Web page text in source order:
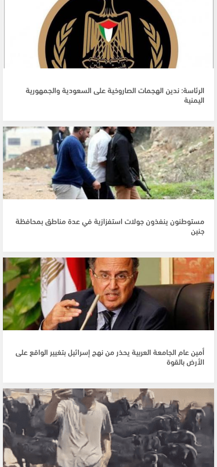
الرئاسة: ندين الهجمات الصاروخية على السعودية والجمهورية
اليمنية
مستوطنون ينفذون جولات استفزازية في عدة مناطق بمحافظة
جنين
أمين عام الجامعة العربية يحذر من نهج إسرائيل بتغيير الواقع على
الأرض بالقوة